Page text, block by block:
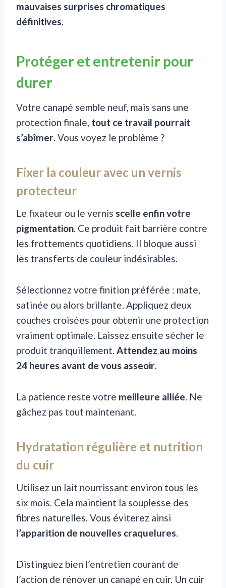
mauvaises surprises chromatiques
définitives.
Protéger et entretenir pour
durer
Votre canapé semble neuf, mais sans une
protection finale, tout ce travail pourrait
s’abîmer. Vous voyez le problème ?
Fixer la couleur avec un vernis
protecteur
Le fixateur ou le vernis scelle enfin votre
pigmentation. Ce produit fait barrière contre
les frottements quotidiens. Il bloque aussi
les transferts de couleur indésirables.
Sélectionnez votre finition préférée : mate,
satinée ou alors brillante. Appliquez deux
couches croisées pour obtenir une protection
vraiment optimale. Laissez ensuite sécher le
produit tranquillement. Attendez au moins
24 heures avant de vous asseoir.
La patience reste votre meilleure alliée. Ne
gâchez pas tout maintenant.
Hydratation régulière et nutrition
du cuir
Utilisez un lait nourrissant environ tous les
six mois. Cela maintient la souplesse des
fibres naturelles. Vous éviterez ainsi
l’apparition de nouvelles craquelures.
Distinguez bien l’entretien courant de
l’action de rénover un canapé en cuir. Un cuir